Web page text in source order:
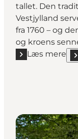
tallet. Den
Vestjylland
fra 1760 – og
og kroens
Læs mere
Læs mere